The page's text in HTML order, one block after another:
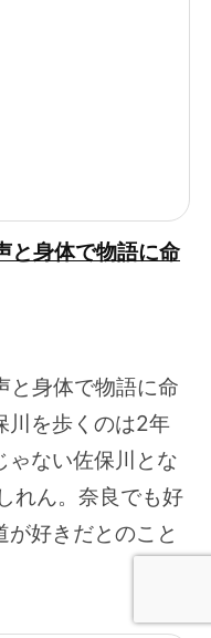
と身体で物語に命
と身体で物語に命
川を歩くのは2年
ゃない佐保川とな
れん。奈良でも好
が好きだとのこと